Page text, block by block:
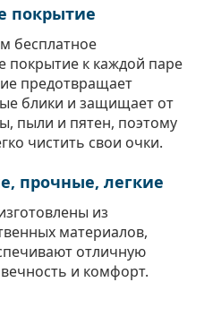
покрытие
бесплатное
покрытие к каждой паре
предотвращает
блики и защищает от
пыли и пятен, поэтому
чистить свои очки.
прочные, легкие
из
материалов,
отличную
и комфорт.